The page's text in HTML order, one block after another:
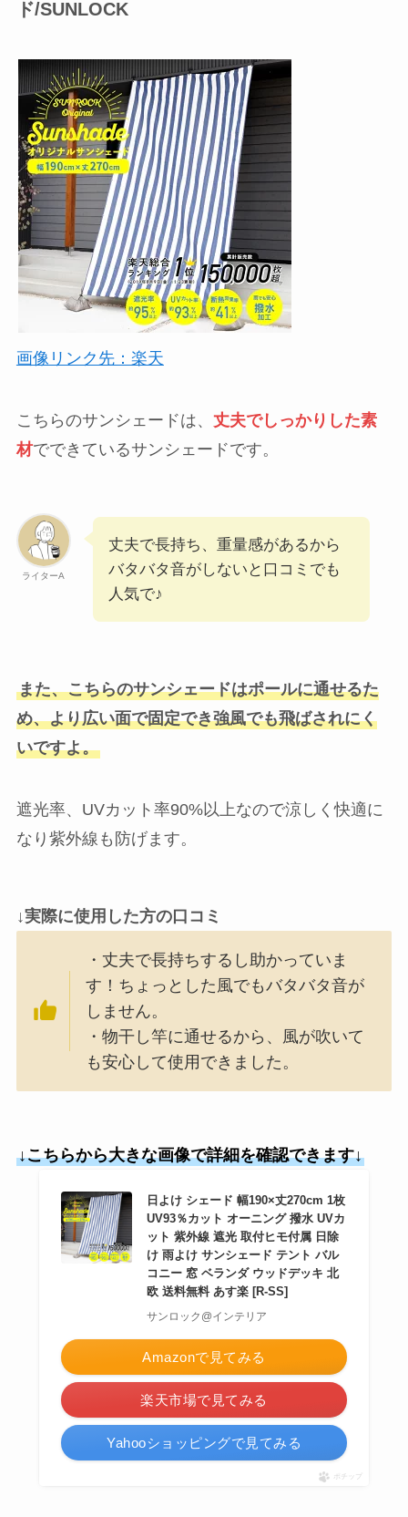
ド/SUNLOCK
画像リンク先：楽天
こちらのサンシェードは、 丈夫でしっかりした素
材でできているサンシェードです。
ライターA
丈夫で長持ち、重量感があるから
バタバタ音がしないと口コミでも
人気で♪
また、こちらのサンシェードはポールに通せるた
め、より広い面で固定でき強風でも飛ばされにく
いですよ。
遮光率、UVカット率90%以上なので涼しく快適に
なり紫外線も防げます。
↓実際に使用した方の口コミ
・丈夫で長持ちするし助かっていま
す！ちょっとした風でもバタバタ音が
しません。
・物干し竿に通せるから、風が吹いて
も安心して使用できました。
↓こちらから大きな画像で詳細を確認できます↓
日よけ シェード 幅190×丈270cm 1枚
UV93％カット オーニング 撥水 UVカ
ット 紫外線 遮光 取付ヒモ付属 日除
け 雨よけ サンシェード テント バル
コニー 窓 ベランダ ウッドデッキ 北
欧 送料無料 あす楽 [R-SS]
サンロック@インテリア
Amazonで見てみる
楽天市場で見てみる
Yahooショッピングで見てみる
ポチップ